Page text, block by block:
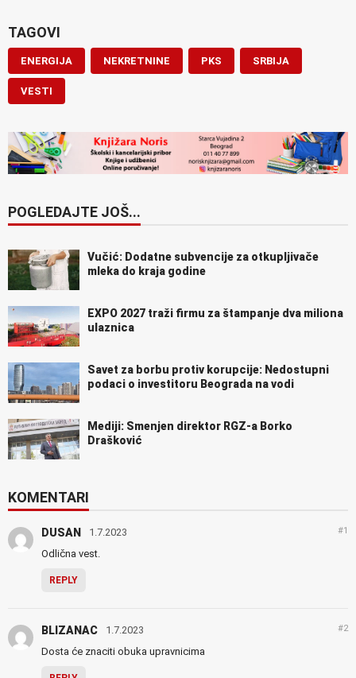
TAGOVI
ENERGIJA NEKRETNINE PKS SRBIJA
VESTI
POGLEDAJTE JOŠ...
Vučić: Dodatne subvencije za otkupljivače
mleka do kraja godine
EXPO 2027 traži firmu za štampanje dva miliona
ulaznica
Savet za borbu protiv korupcije: Nedostupni
podaci o investitoru Beograda na vodi
Mediji: Smenjen direktor RGZ-a Borko
Drašković
KOMENTARI
DUSAN 1.7.2023 #1
Odlična vest.
REPLY
BLIZANAC 1.7.2023 #2
Dosta će znaciti obuka upravnicima